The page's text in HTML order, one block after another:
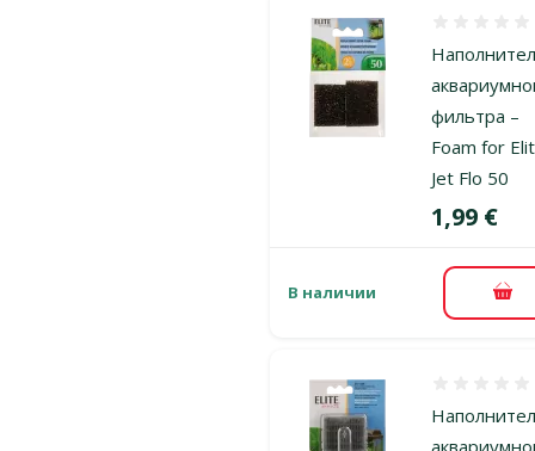
фильтра –
Foam for
Jet Flo 50
Цена
1,99 €
В наличии В